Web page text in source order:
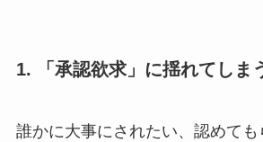
1. 「承認欲求」に揺れてしま
誰かに大事にされたい、認めても